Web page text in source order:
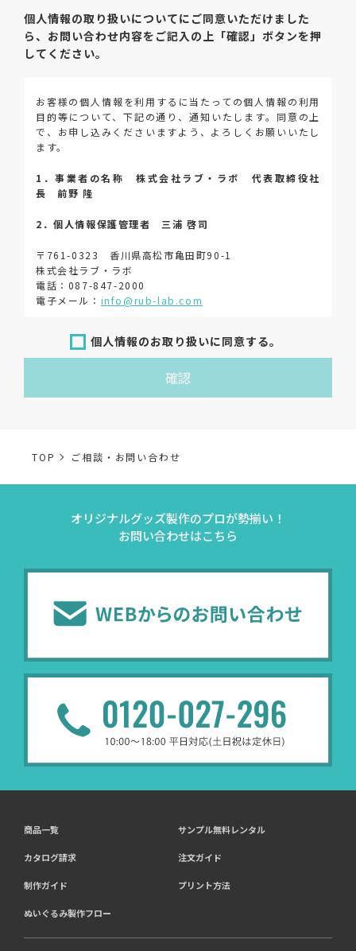
個人情報の取り扱いについてにご同意いただけました
ら、 お問い合わせ内容をご記入の上「確認」ボタンを押
してください。
お客様の個人情報を利用するに当たっての個人情報の利用
目的等について、下記の通り、通知いたします。同意の上
で、お申し込みくださいますよう、よろしくお願いいたし
ます。
1．事業者の名称 株式会社ラブ・ラボ 代表取締役社
長 前野 隆
2．個人情報保護管理者 三浦 啓司
〒761-0323 香川県高松市亀田町90-1
株式会社ラブ・ラボ
電話：087-847-2000
電子メール： info@rub-lab.com
3．個人情報（保有個人データを含む）の利用目的
お客様の個人情報は、各種お問い合わせ対応のため、弊社
において正当な事業遂行の範囲内で利用いたします。
事業内容 個人情報の利用目的
受発注業務
（開示対象個人情報）
当社通信販売における
業務上のご連絡および
問い合わせへの対応の
（開示対象個人情報）
契約した小売店より委託された
4．個人情報を第三者に提供することが予定される場合の
事項
第三者に提供する目的：パーソナライズ広告配信および効
提供する個人情報の項目：Cookie 等の識別子、広告 ID、
個人情報のお取り扱いに同意する。
確認
TOP ご相談・お問い合わせ
オリジナルグッズ製作のプロが勢揃い！
お問い合わせはこちら
商品一覧 サンプル無料レンタル
カタログ請求 注文ガイド
制作ガイド プリント方法
ぬいぐるみ製作フロー